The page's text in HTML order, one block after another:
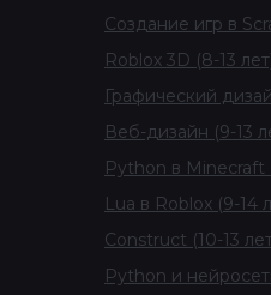
Создание игр в
Roblox 3D (8-13
Графический
Python в Minecraft
Веб-дизайн (9-13
Lua в Roblox (9-14
Python и
Construct (10-13